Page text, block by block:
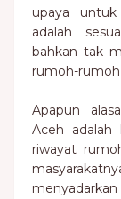
upaya
adalah
bahkan tak
rumoh-
Apapun
Aceh adalah
riwayat